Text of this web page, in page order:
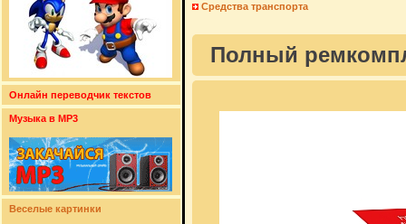
Онлайн переводчик текстов
Музыка в MP3
Веселые картинки
Средства транспорта
Полный